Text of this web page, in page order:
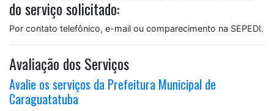
do serviço solicitado:
Por contato telefônico, e-mail ou comparecimento na SEPEDI.
Avaliação dos Serviços
Avalie os serviços da Prefeitura Municipal de
Caraguatatuba